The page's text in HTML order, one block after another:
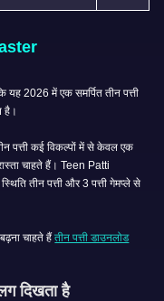
समर्पित तीन पत्ती
है।
में से केवल एक
चाहते हैं। Teen Patti
तीन पत्ती और 3 पत्ती गेमप्ले से
चाहते हैंतीन पत्ती डाउनलोड
दिखता है